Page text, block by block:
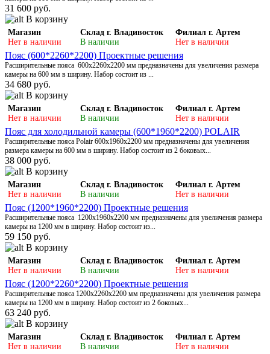
31 600 руб.
В корзину
Магазин
Нет в наличии
Склад г. Владивосток
В наличии
Филиал г. Артем
Нет в наличии
Пояс (600*2260*2200) Проектные решения
Расширительные пояса 600х2260х2200 мм предназначены для увеличения размера
камеры на 600 мм в ширину. Набор состоит из ...
34 680 руб.
В корзину
Магазин
Нет в наличии
Склад г. Владивосток
В наличии
Филиал г. Артем
Нет в наличии
Пояс для холодильной камеры (600*1960*2200) POLAIR
Расширительные пояса Polair 600х1960х2200 мм предназначены для увеличения
размера камеры на 600 мм в ширину. Набор состоит из 2 боковых...
38 000 руб.
В корзину
Магазин
Нет в наличии
Склад г. Владивосток
В наличии
Филиал г. Артем
Нет в наличии
Пояс (1200*1960*2200) Проектные решения
Расширительные пояса 1200х1960х2200 мм предназначены для увеличения размера
камеры на 1200 мм в ширину. Набор состоит из...
59 150 руб.
В корзину
Магазин
Нет в наличии
Склад г. Владивосток
В наличии
Филиал г. Артем
Нет в наличии
Пояс (1200*2260*2200) Проектные решения
Расширительные пояса 1200х2260х2200 мм предназначены для увеличения размера
камеры на 1200 мм в ширину. Набор состоит из 2 боковых...
63 240 руб.
В корзину
Магазин
Нет в наличии
Склад г. Владивосток
В наличии
Филиал г. Артем
Нет в наличии